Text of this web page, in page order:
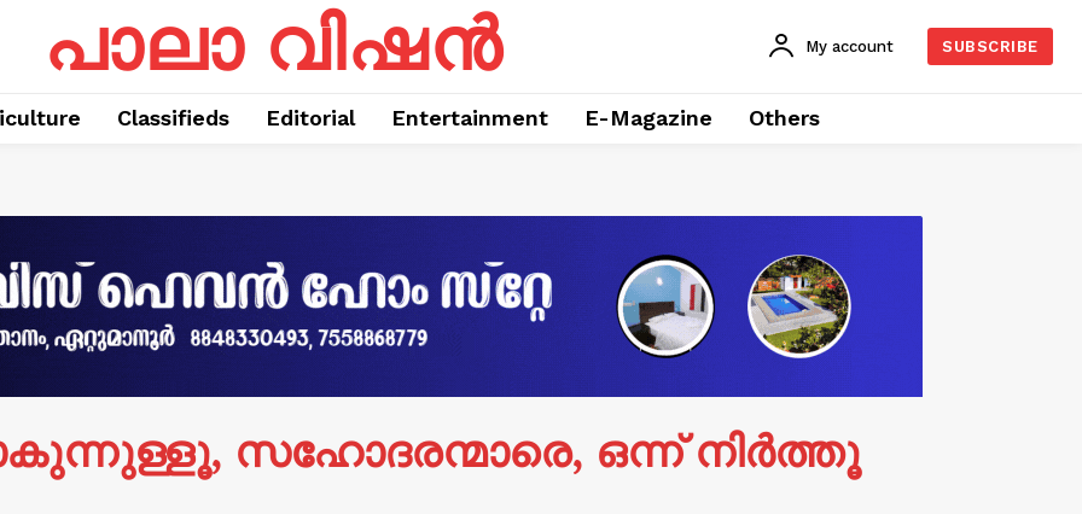
പാലാ വിഷൻ My account SUBSCRIBE
Classifieds Editorial Entertainment E-Magazine Others
സഹോദരന്മാരെ, ഒന്ന് നിർത്തൂ